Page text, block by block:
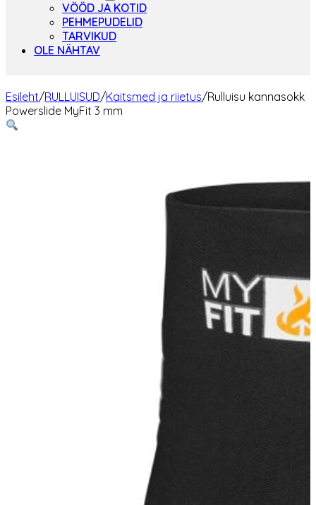
VÖÖD JA KOTID
PEHMEPUDELID
TARVIKUD
OLE NÄHTAV
Esileht/RULLUISUD/Kaitsmed ja riietus/Rulluisu kannasokk
Powerslide MyFit 3 mm